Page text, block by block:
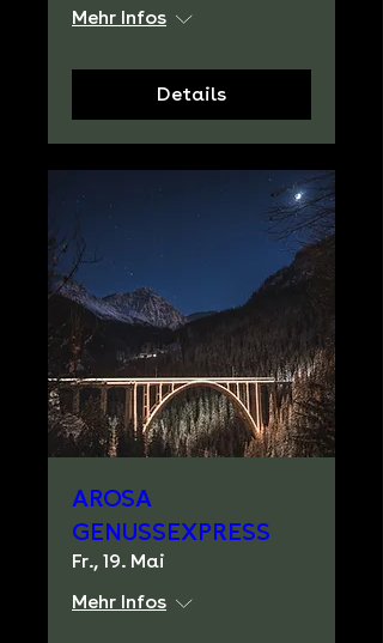
Mehr Infos
Details
AROSA
GENUSSEXPRESS
Fr., 19. Mai
Mehr Infos